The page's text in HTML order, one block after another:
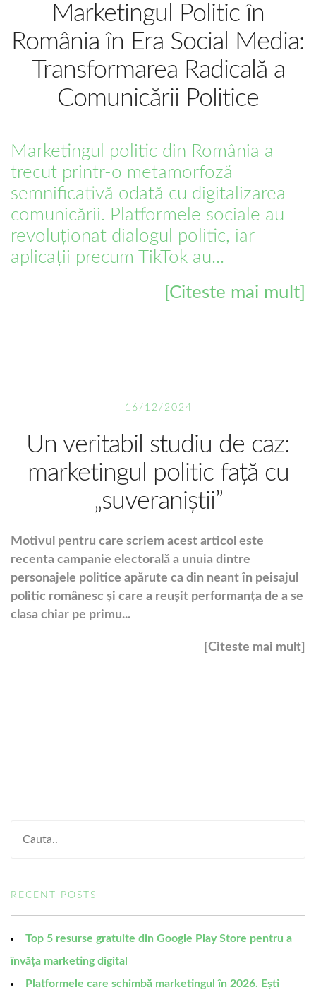
Marketingul Politic în
România în Era Social Media:
Transformarea Radicală a
Comunicării Politice
Marketingul politic din România a
trecut printr-o metamorfoză
semnificativă odată cu digitalizarea
comunicării. Platformele sociale au
revoluționat dialogul politic, iar
aplicații precum TikTok au...
[Citeste mai mult]
16/12/2024
Un veritabil studiu de caz:
marketingul politic față cu
„suveraniștii”
Motivul pentru care scriem acest articol este
recenta campanie electorală a unuia dintre
personajele politice apărute ca din neant în peisajul
politic românesc și care a reușit performanța de a se
clasa chiar pe primu...
[Citeste mai mult]
RECENT POSTS
Top 5 resurse gratuite din Google Play Store pentru a
învăța marketing digital
Platformele care schimbă marketingul în 2026. Ești